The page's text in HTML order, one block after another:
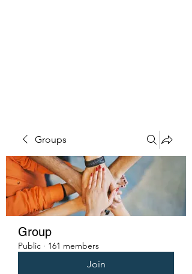
Groups
Group
Public · 161 members
Join